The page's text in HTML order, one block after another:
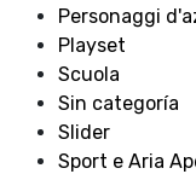
Personaggi
Playset
Scuola
Sin categoría
Slider
Sport e Aria